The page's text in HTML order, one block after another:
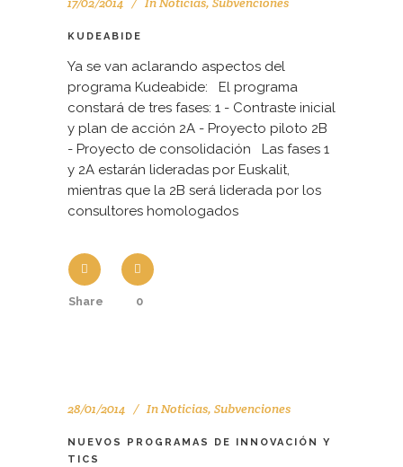
KUDEABIDE
Ya se van aclarando aspectos del
programa Kudeabide: El programa
constará de tres fases: 1 - Contraste inicial
y plan de acción 2A - Proyecto piloto 2B
- Proyecto de consolidación Las fases 1
y 2A estarán lideradas por Euskalit,
mientras que la 2B será liderada por los
consultores homologados
Share 0
28/01/2014 InNoticias, Subvenciones
NUEVOS PROGRAMAS DE INNOVACIÓN Y
TICS